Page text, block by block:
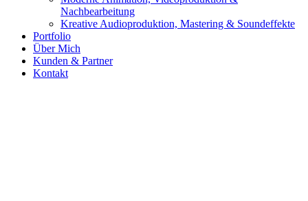
Nachbearbeitung
Kreative Audioproduktion, Mastering & Soundeffekte
Portfolio
Über Mich
Kunden & Partner
Kontakt